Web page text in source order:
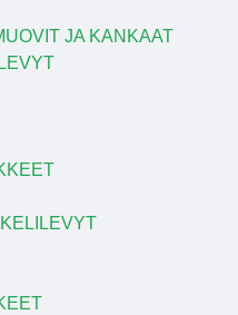
JA KANKAAT